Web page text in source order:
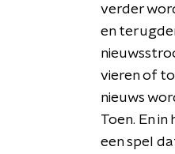
verder
en
vieren of
nieuws
Toen. En
een spel